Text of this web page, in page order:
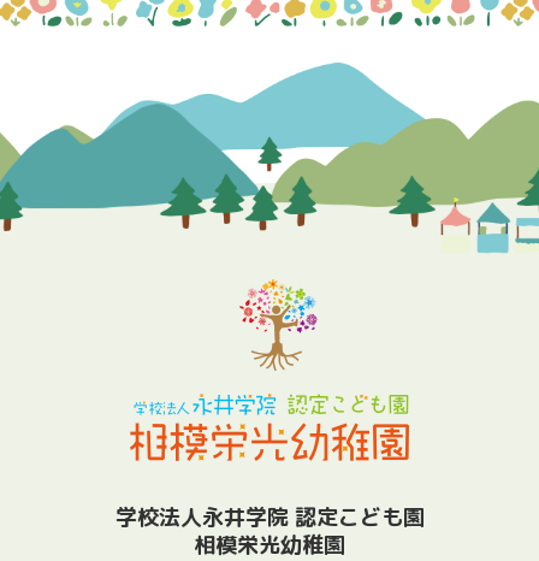
学校法人永井学院 認定こども園
相模栄光幼稚園